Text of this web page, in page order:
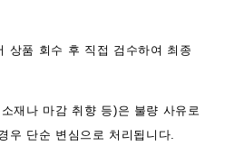
상품 회수 후 직접 검수하여 최종
재나 마감 취향 등)은 불량 사유로
우 단순 변심으로 처리됩니다.